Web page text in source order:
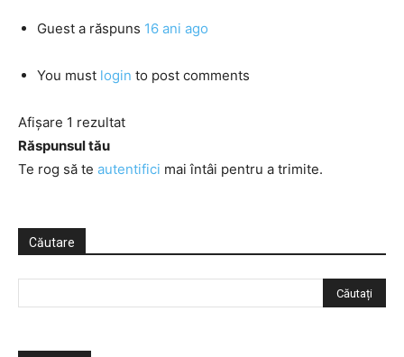
Guest a răspuns 16 ani ago
You must login to post comments
Afișare 1 rezultat
Răspunsul tău
Te rog să te autentifici mai întâi pentru a trimite.
Căutare